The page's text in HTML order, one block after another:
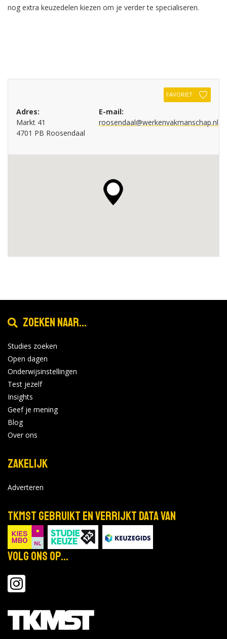
nog extra keuzedelen kiezen om je verder te specialiseren.
FAVORIET
Adres:
Markt 41
4701 PB Roosendaal
E-mail:
roosendaal@werkenvakmanschap.nl
Zoeken naar...
Studies zoeken
Open dagen
Onderwijsinstellingen
Test jezelf
Insights
Geef je mening
Blog
Over ons
Zakelijk
Adverteren
TKMST gebruikt en verrijkt data van
Volg ons op...